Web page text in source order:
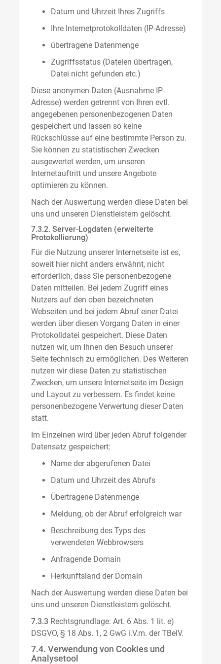
Datum und Uhrzeit Ihres Zugriffs
Ihre Internetprotokolldaten (IP-Adresse)
übertragene Datenmenge
Zugriffsstatus (Dateien übertragen,
Datei nicht gefunden etc.)
Diese anonymen Daten (Ausnahme IP-
Adresse) werden getrennt von Ihren evtl.
angegebenen personenbezogenen Daten
gespeichert und lassen so keine
Rückschlüsse auf eine bestimmte Person zu.
Sie können zu statistischen Zwecken
ausgewertet werden, um unseren
Internetauftritt und unsere Angebote
optimieren zu können.
Nach der Auswertung werden diese Daten bei
uns und unseren Dienstleistern gelöscht.
7.3.2. Server-Logdaten (erweiterte
Protokollierung)
Für die Nutzung unserer Internetseite ist es,
soweit hier nicht anders erwähnt, nicht
erforderlich, dass Sie personenbezogene
Daten mitteilen. Bei jedem Zugriff eines
Nutzers auf den oben bezeichneten
Webseiten und bei jedem Abruf einer Datei
werden über diesen Vorgang Daten in einer
Protokolldatei gespeichert. Diese Daten
nutzen wir, um Ihnen den Besuch unserer
Seite technisch zu ermöglichen. Des Weiteren
nutzen wir diese Daten zu statistischen
Zwecken, um unsere Internetseite im Design
und Layout zu verbessern. Es findet keine
personenbezogene Verwertung dieser Daten
statt.
Im Einzelnen wird über jeden Abruf folgender
Datensatz gespeichert:
Name der abgerufenen Datei
Datum und Uhrzeit des Abrufs
Übertragene Datenmenge
Meldung, ob der Abruf erfolgreich war
Beschreibung des Typs des
verwendeten Webbrowsers
Anfragende Domain
Herkunftsland der Domain
Nach der Auswertung werden diese Daten bei
uns und unseren Dienstleistern gelöscht.
7.3.3 Rechtsgrundlage: Art. 6 Abs. 1 lit. e)
DSGVO, § 18 Abs. 1, 2 GwG i.V.m. der TBelV.
7.4. Verwendung von Cookies und
Analysetool